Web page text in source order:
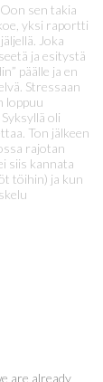
sen takia
yksi raportti
Joka
ja esitystä
päälle ja en
Stressaan
loppuu
oli
Ton jälkeen
rajotan
siis kannata
töihin) ja kun
are already